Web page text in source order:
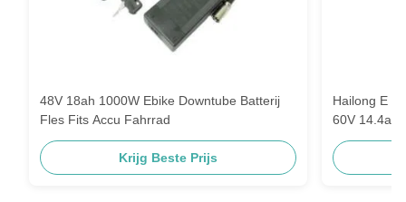
48V 18ah 1000W Ebike Downtube Batterij
Fles Fits Accu Fahrrad
Krijg Beste Prijs
Hailong E
60V 14.4ah